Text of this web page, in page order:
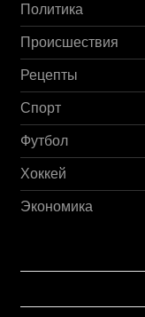
Политика
Происшествия
Рецепты
Спорт
Футбол
Хоккей
Экономика